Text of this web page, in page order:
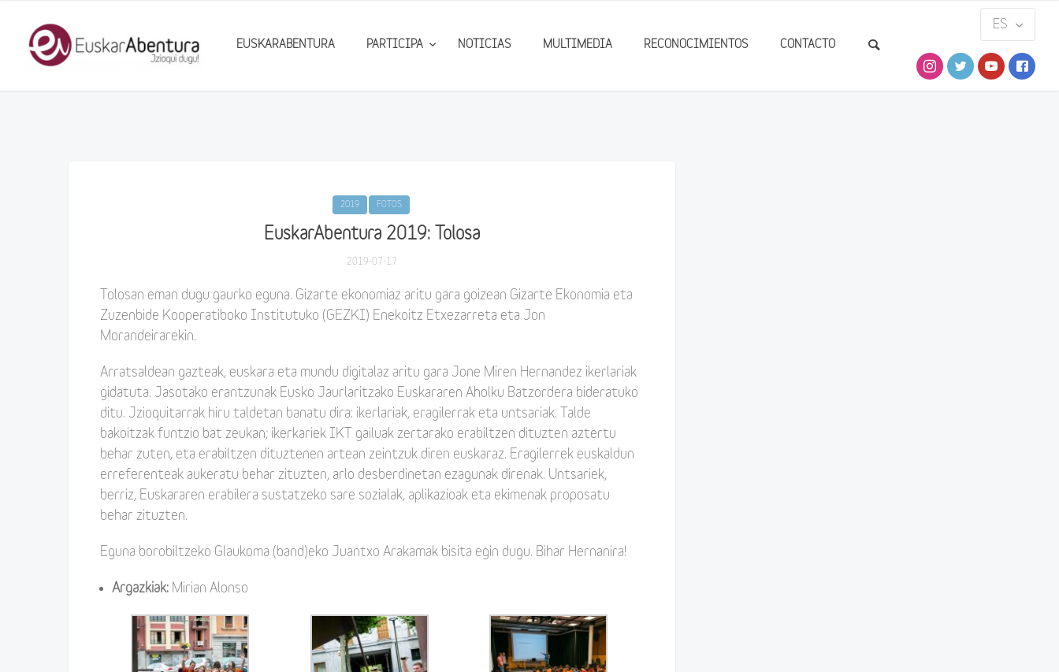
EUSKARABENTURA PARTICIPA NOTICIAS MULTIMEDIA RECONOCIMIENTOS CONTACTO
2019 FOTOS
EuskarAbentura 2019: Tolosa
2019-07-17
Tolosan eman dugu gaurko eguna. Gizarte ekonomiaz aritu gara goizean Gizarte Ekonomia eta
Zuzenbide Kooperatiboko Institutuko (GEZKI) Enekoitz Etxezarreta eta Jon
Morandeirarekin.
Arratsaldean gazteak, euskara eta mundu digitalaz aritu gara Jone Miren Hernandez ikerlariak
gidatuta. Jasotako erantzunak Eusko Jaurlaritzako Euskararen Aholku Batzordera bideratuko
ditu. Jzioquitarrak hiru taldetan banatu dira: ikerlariak, eragilerrak eta untsariak. Talde
bakoitzak funtzio bat zeukan; ikerkariek IKT gailuak zertarako erabiltzen dituzten aztertu
behar zuten, eta erabiltzen dituztenen artean zeintzuk diren euskaraz. Eragilerrek euskaldun
erreferenteak aukeratu behar zituzten, arlo desberdinetan ezagunak direnak. Untsariek,
berriz, Euskararen erabilera sustatzeko sare sozialak, aplikazioak eta ekimenak proposatu
behar zituzten.
Eguna borobiltzeko Glaukoma (band)eko Juantxo Arakamak bisita egin dugu. Bihar Hernanira!
Argazkiak: Mirian Alonso